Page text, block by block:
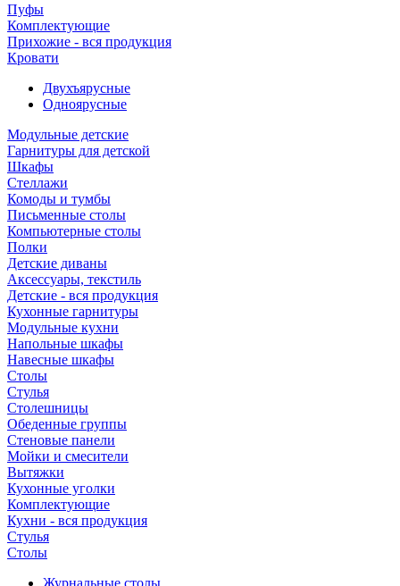
Пуфы
Комплектующие
Прихожие - вся продукция
Кровати
Двухъярусные
Одноярусные
Модульные детские
Гарнитуры для детской
Шкафы
Стеллажи
Комоды и тумбы
Письменные столы
Компьютерные столы
Полки
Детские диваны
Аксессуары, текстиль
Детские - вся продукция
Кухонные гарнитуры
Модульные кухни
Напольные шкафы
Навесные шкафы
Столы
Стулья
Столешницы
Обеденные группы
Стеновые панели
Мойки и смесители
Вытяжки
Кухонные уголки
Комплектующие
Кухни - вся продукция
Стулья
Столы
Журнальные столы